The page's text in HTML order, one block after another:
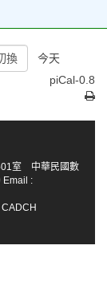
今天
piCal-0.8
室 中華民國數
Email :
CADCH